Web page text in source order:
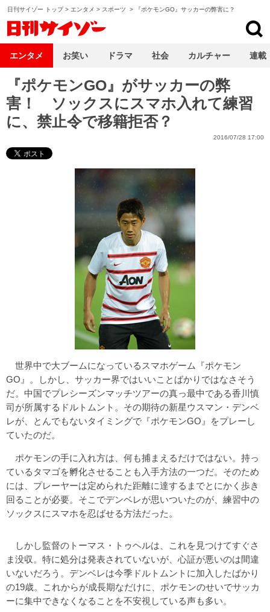
日刊サイゾー トップ> エンタメ > スポーツ > 『ポケモンGO』サッカーの弊害に？
『ポケモンGO』がサッカーの弊
害！ ソックスにスマホ入れて練習
に、禁止令で移籍拒否？
2016/07/28 17:00
世界中で大ブームになっているスマホゲーム『ポケモン
GO』。しかし、サッカー界ではいいことばかりではなさそう
だ。中国でプレシーズンマッチツアーの真っ最中である香川慎
司が所属するドルトムント。その期待の新星ウスマン・デンベ
レが、とんでもないタイミングで『ポケモンGO』をプレーし
ていたのだ。
ポケモンの手に入れ方は、何も捕まえるだけではない。持っ
ているタマゴを孵化させることも入手方法の一つだ。そのため
には、プレーヤーは定められた距離に達するまでとにかく歩き
回ることが必要。そこでデンベレが思いついたのが、練習中の
ソックスにスマホを忍ばせる方法だった。
しかし監督のトーマス・トゥヘルは、これを見つけてすぐさ
ま没収。特に処分は発表されていないが、心証が悪いのは間違
いないだろう。デンベレは今季ドルトムントに加入したばかり
の19歳。これからが成長期なだけに、ポケモンのせいでサッカ
ーに集中できなくなることを不安視している声も多い。
エンタメ お笑い ドラマ 社会 カルチャー 連載